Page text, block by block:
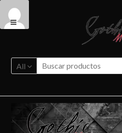
Ir
a
Ir
al
All